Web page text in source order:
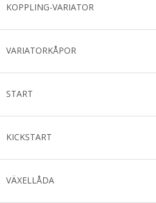
KOPPLING-VARIATOR
VARIATORKÅPOR
START
KICKSTART
VÄXELLÅDA